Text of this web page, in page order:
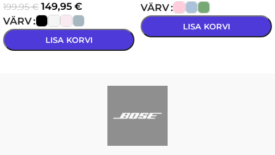
199,95€ 149,95 €
VÄRV
LISA KORVI
VÄRV
LISA KORVI